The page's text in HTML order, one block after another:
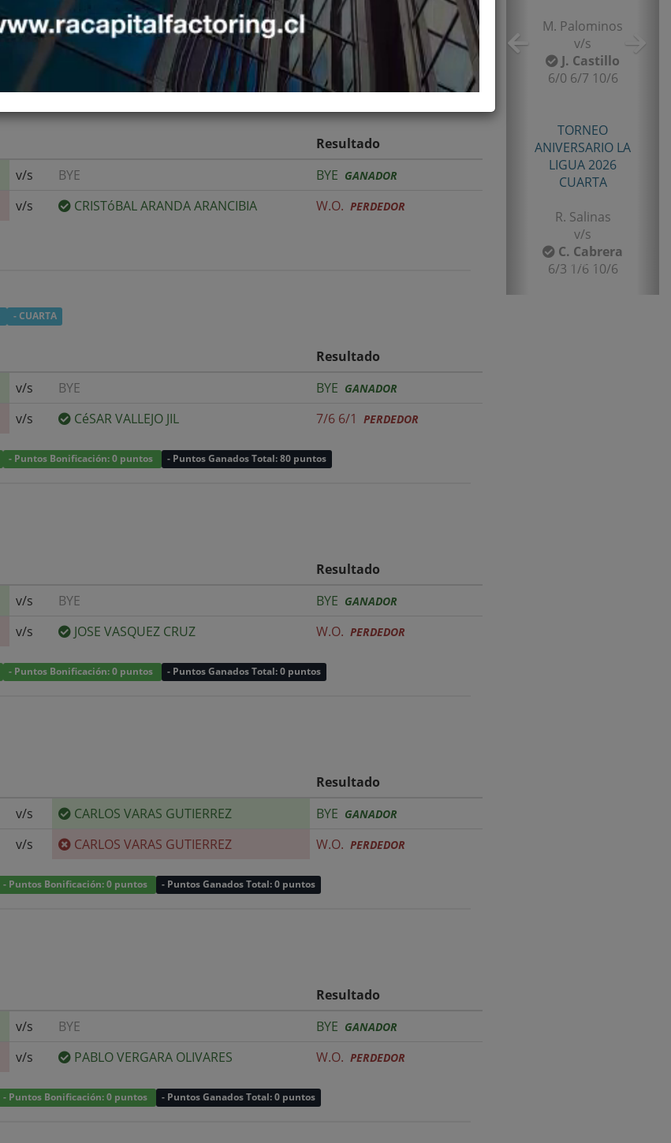
Resultado
v/s BYE BYE GANADOR
v/s CRISTóBAL ARANDA ARANCIBIA W.O. PERDEDOR
- CUARTA
Resultado
v/s BYE BYE GANADOR
v/s CéSAR VALLEJO JIL 7/6 6/1 PERDEDOR
- Puntos Bonificación: 0 puntos - Puntos Ganados Total: 80 puntos
Resultado
v/s BYE BYE GANADOR
v/s JOSE VASQUEZ CRUZ W.O. PERDEDOR
- Puntos Bonificación: 0 puntos - Puntos Ganados Total: 0 puntos
Resultado
v/s CARLOS VARAS GUTIERREZ BYE GANADOR
v/s CARLOS VARAS GUTIERREZ W.O. PERDEDOR
- Puntos Bonificación: 0 puntos - Puntos Ganados Total: 0 puntos
Resultado
v/s BYE BYE GANADOR
v/s PABLO VERGARA OLIVARES W.O. PERDEDOR
- Puntos Bonificación: 0 puntos - Puntos Ganados Total: 0 puntos
ANIVERSARIO LA
LIGUA 2026
SENIOR TERCERA
F. Gomez
6/2 7/5
QUINTA 2026
PRIMERA
E. Castro